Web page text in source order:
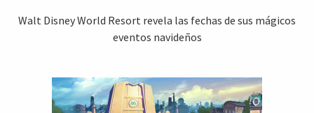
Walt Disney World Resort revela las fechas de sus mágicos
eventos navideños